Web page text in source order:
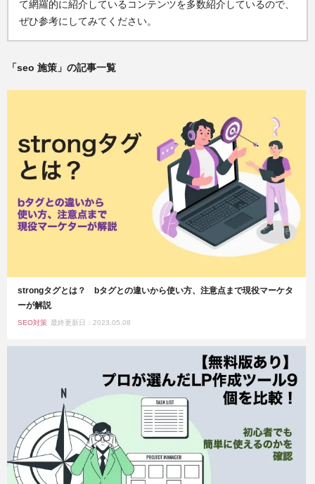
て網羅的に紹介しているコンテンツを多数紹介しているので、
ぜひ参考にしてみてください。
「seo 施策」の記事一覧
strongタグとは？ bタグとの違いから使い方、注意点まで現役マーケタ
ーが解説
SEO対策 最終更新日：2023.05.08